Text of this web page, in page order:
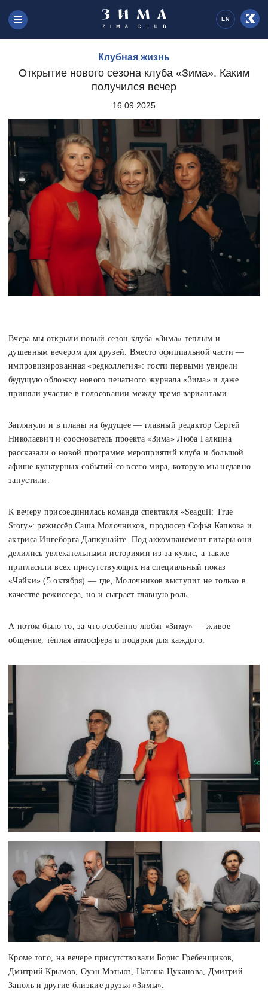
EN
Клубная жизнь
Открытие нового сезона клуба «Зима». Каким
получился вечер
16.09.2025
Вчера мы открыли новый сезон клуба «Зима» теплым и
душевным вечером для друзей. Вместо официальной части —
импровизированная «редколлегия»: гости первыми увидели
будущую обложку нового печатного журнала «Зима» и даже
приняли участие в голосовании между тремя вариантами.
Заглянули и в планы на будущее — главный редактор Сергей
Николаевич и сооснователь проекта «Зима» Люба Галкина
рассказали о новой программе мероприятий клуба и большой
афише культурных событий со всего мира, которую мы недавно
запустили.
К вечеру присоединилась команда спектакля «Seagull: True
Story»: режиссёр Саша Молочников, продюсер Софья Капкова и
актриса Ингеборга Дапкунайте. Под аккомпанемент гитары они
делились увлекательными историями из-за кулис, а также
пригласили всех присутствующих на специальный показ
«Чайки» (5 октября) — где, Молочников выступит не только в
качестве режиссера, но и сыграет главную роль.
А потом было то, за что особенно любят «Зиму» — живое
общение, тёплая атмосфера и подарки для каждого.
Кроме того, на вечере присутствовали Борис Гребенщиков,
Дмитрий Крымов, Оуэн Мэтьюз, Наташа Цуканова, Дмитрий
Заполь и другие близкие друзья «Зимы».